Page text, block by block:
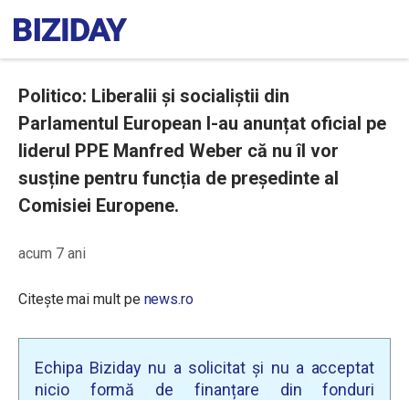
Politico: Liberalii și socialiștii din
Parlamentul European l-au anunțat oficial pe
liderul PPE Manfred Weber că nu îl vor
susține pentru funcția de președinte al
Comisiei Europene.
acum 7 ani
Citește mai mult pe news.ro
Echipa Biziday nu a solicitat și nu a acceptat
nicio formă de finanțare din fonduri